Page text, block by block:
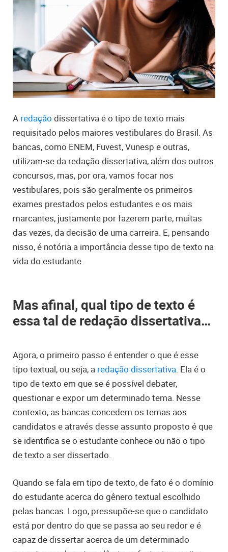
A redação dissertativa é o tipo de texto mais
requisitado pelos maiores vestibulares do Brasil. As
bancas, como ENEM, Fuvest, Vunesp e outras,
utilizam-se da redação dissertativa, além dos outros
concursos, mas, por ora, vamos focar nos
vestibulares, pois são geralmente os primeiros
exames prestados pelos estudantes e os mais
marcantes, justamente por fazerem parte, muitas
das vezes, da decisão de uma carreira. E, pensando
nisso, é notória a importância desse tipo de texto na
vida do estudante.
Mas afinal, qual tipo de texto é
essa tal de redação dissertativa…
Agora, o primeiro passo é entender o que é esse
tipo textual, ou seja, a redação dissertativa. Ela é o
tipo de texto em que se é possível debater,
questionar e expor um determinado tema. Nesse
contexto, as bancas concedem os temas aos
candidatos e através desse assunto proposto é que
se identifica se o estudante conhece ou não o tipo
de texto a ser dissertado.
Quando se fala em tipo de texto, de fato é o domínio
do estudante acerca do gênero textual escolhido
pelas bancas. Logo, pressupõe-se que o candidato
está por dentro do que se passa ao seu redor e é
capaz de dissertar acerca de um determinado